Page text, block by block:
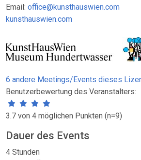
Email: office@kunsthauswien.com
kunsthauswien.com
6 andere Meetings/Events dieses
Benutzerbewertung des Veranstalters:
3.7 von 4 möglichen Punkten (n=9)
Dauer des Events
4 Stunden